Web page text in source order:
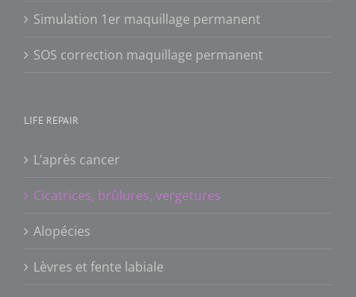
Simulation 1er maquillage permanent
SOS correction maquillage permanent
LIFE REPAIR
L’après cancer
Cicatrices, brûlures, vergetures
Alopécies
Lèvres et fente labiale